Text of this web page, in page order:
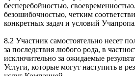
бесперебойностью,
безошибочностью, четким
конкретных задач и условий
8.2 Участник самостоятельно несет
за последствия любого рода, в
исключительно за ожидаемые
Услуги, которые могут наступить в